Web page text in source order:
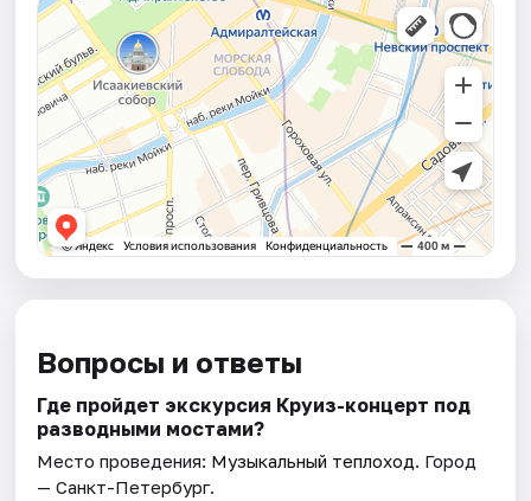
Вопросы и ответы
Где пройдет экскурсия Круиз-концерт под
разводными мостами?
Место проведения: Музыкальный теплоход. Город
— Санкт-Петербург.